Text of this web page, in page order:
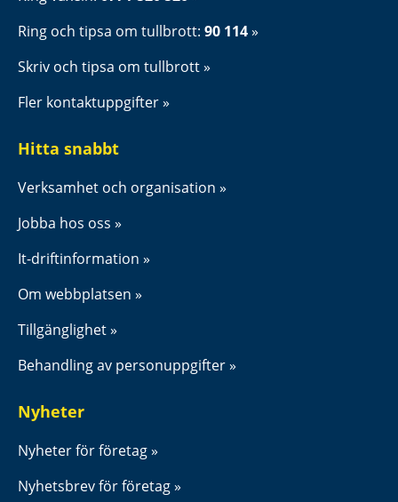
Ring och tipsa om tullbrott: 90 114
Skriv och tipsa om tullbrott
Fler kontaktuppgifter
Hitta snabbt
Verksamhet och organisation
Jobba hos oss
It-driftinformation
Om webbplatsen
Tillgänglighet
Behandling av personuppgifter
Nyheter
Nyheter för företag
Nyhetsbrev för företag